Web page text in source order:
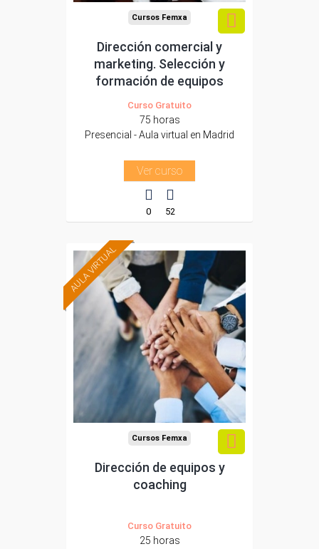
Cursos Femxa
Dirección comercial y
marketing. Selección y
formación de equipos
Curso Gratuito
75 horas
Presencial - Aula virtual en Madrid
Ver curso
0 52
AULA VIRTUAL
Formación 100%
subvencionada.
Para trabajadores y
autónomos de Madrid.
Para todos los sectores.
Cursos Femxa
Dirección de equipos y
coaching
Curso Gratuito
25 horas